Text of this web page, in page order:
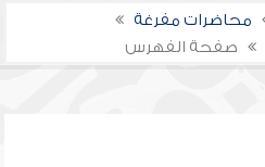
محاضرات مفرغة
صفحة الفهرس